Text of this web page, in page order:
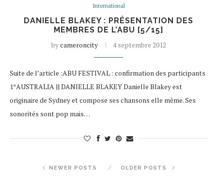
International
DANIELLE BLAKEY : PRÉSENTATION DES
MEMBRES DE L’ABU [5/15]
bycameroncity 4 septembre 2012
Suite de l’article :ABU FESTIVAL : confirmation des participants
1*AUSTRALIA || DANIELLE BLAKEY Danielle Blakey est
originaire de Sydney et compose ses chansons elle même. Ses
sonorités sont pop mais…
NEWER POSTS OLDER POSTS